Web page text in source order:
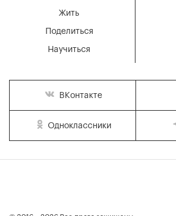
Жить
Поделиться
Научиться
ВКонтакте
Одноклассники